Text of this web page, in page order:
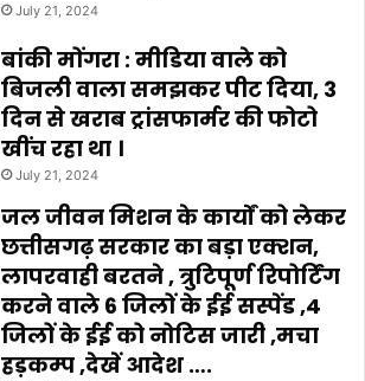
July 21, 2024
बांकी मोंगरा : मीडिया वाले को
बिजली वाला समझकर पीट दिया, 3
दिन से खराब ट्रांसफार्मर की फोटो
खींच रहा था ।
July 21, 2024
जल जीवन मिशन के कार्यों को लेकर
छत्तीसगढ़ सरकार का बड़ा एक्शन,
लापरवाही बरतने , त्रुटिपूर्ण रिपोर्टिंग
करने वाले 6 जिलों के ईई सस्पेंड ,4
जिलों के ईई को नोटिस जारी ,मचा
हड़कम्प ,देखें आदेश ….